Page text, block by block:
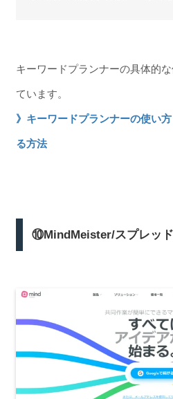
キーワードプランナーの具体的
ています。
》キーワードプランナーの使い
る方法
⑩MindMeister/スプレッド